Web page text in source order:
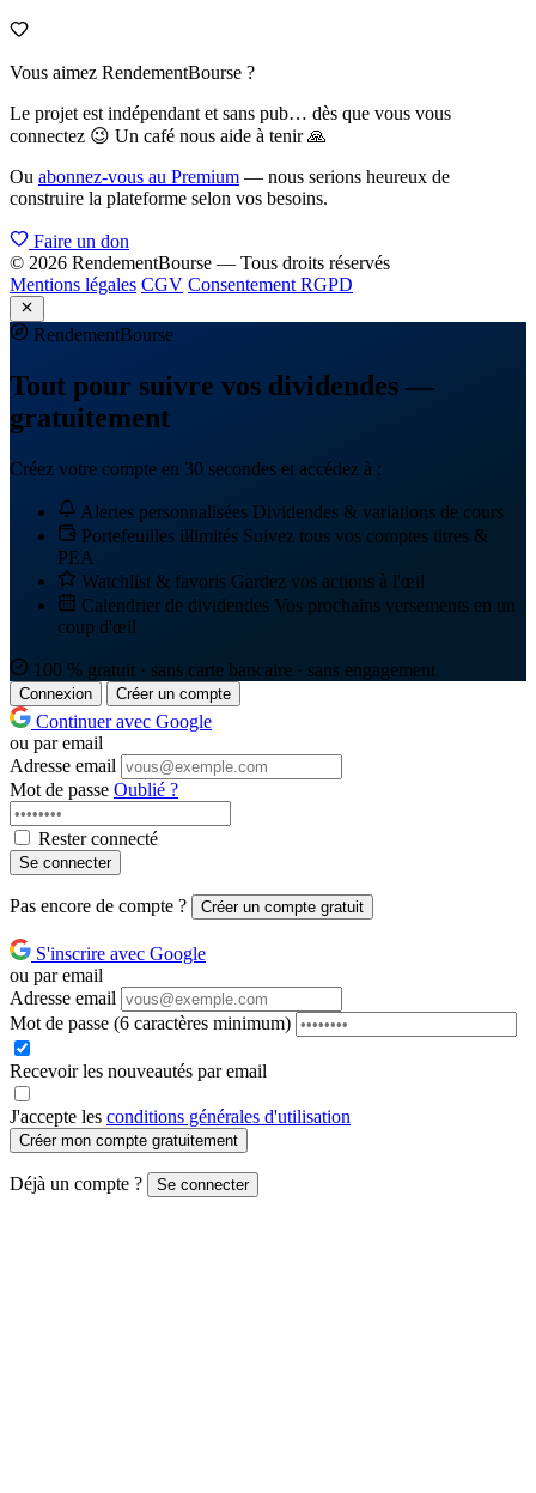
Vous aimez RendementBourse ?
Le projet est indépendant et sans pub… dès que vous vous
connectez 😉 Un café nous aide à tenir 🙏
Ou abonnez-vous au Premium — nous serions heureux de
construire la plateforme selon vos besoins.
Faire un don
© 2026 RendementBourse — Tous droits réservés
Mentions légales CGV Consentement RGPD
RendementBourse
Tout pour suivre vos dividendes —
gratuitement
Créez votre compte en 30 secondes et accédez à :
Alertes personnalisées Dividendes & variations de cours
Portefeuilles illimités Suivez tous vos comptes titres &
PEA
Watchlist & favoris Gardez vos actions à l'œil
Calendrier de dividendes Vos prochains versements en un
coup d'œil
100 % gratuit · sans carte bancaire · sans engagement
Connexion Créer un compte
Continuer avec Google
ou par email
Adresse email
Mot de passe Oublié ?
Rester connecté
Se connecter
Pas encore de compte ? Créer un compte gratuit
S'inscrire avec Google
ou par email
Adresse email
Mot de passe (6 caractères minimum)
Recevoir les nouveautés par email
J'accepte les conditions générales d'utilisation
Créer mon compte gratuitement
Déjà un compte ? Se connecter